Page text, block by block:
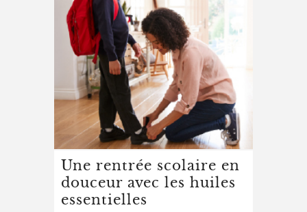
Une rentrée scolaire en
douceur avec les huiles
essentielles